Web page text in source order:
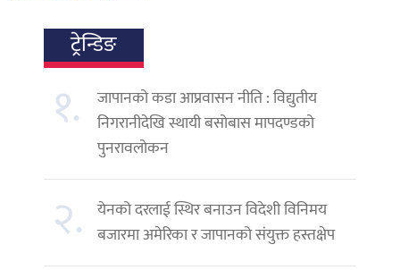
ट्रेन्डिङ
१.
जापानको कडा आप्रवासन नीति : विद्युतीय
निगरानीदेखि स्थायी बसोबास मापदण्डको
पुनरावलोकन
२. येनको दरलाई स्थिर बनाउन विदेशी विनिमय
बजारमा अमेरिका र जापानको संयुक्त हस्तक्षेप